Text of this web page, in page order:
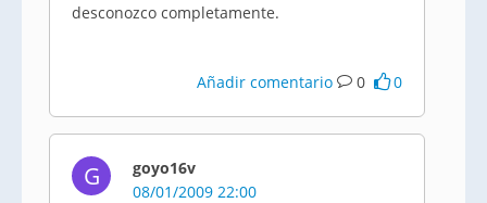
desconozco completamente.
Añadir comentario 0 0
G
goyo16v
08/01/2009 22:00